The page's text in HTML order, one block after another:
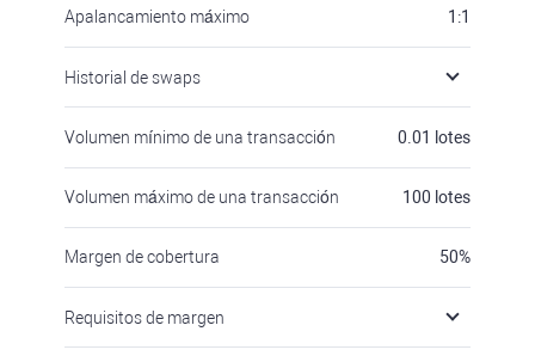
Apalancamiento máximo 1:1
Historial de swaps
Volumen mínimo de una transacción 0.01 lotes
Volumen máximo de una transacción 100 lotes
Margen de cobertura 50%
Requisitos de margen